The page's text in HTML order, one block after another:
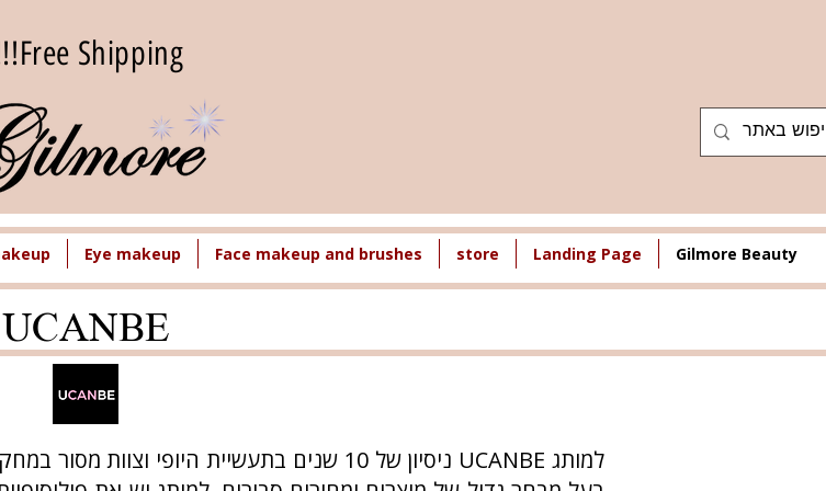
Free Shipping!!!
Gilmore Beauty
Landing Page
store
Face makeup and brushes
Eye makeup
UCANBE